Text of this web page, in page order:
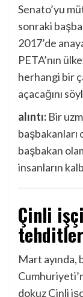
Senato’yu
sonraki
2017’de
PETA’nın
herhangi bir
açacağını
alıntı: Bir
başbakan
insanların
Çinli
Mart ayında,
dokuz Çinli